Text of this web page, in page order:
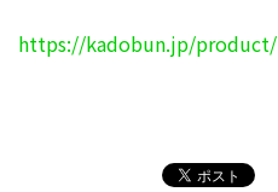
https://kadobun.jp/product/